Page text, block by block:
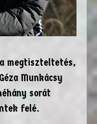
megtiszteltetés,
Munkácsy
sorát
felé.